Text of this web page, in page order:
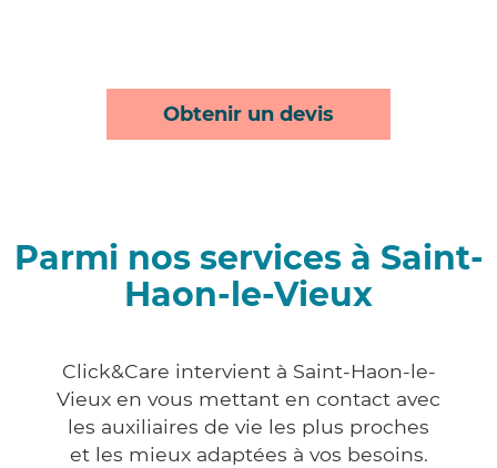
Obtenir un devis
Parmi nos services à Saint-
Haon-le-Vieux
Click&Care intervient à Saint-Haon-le-
Vieux en vous mettant en contact avec
les auxiliaires de vie les plus proches
et les mieux adaptées à vos besoins.